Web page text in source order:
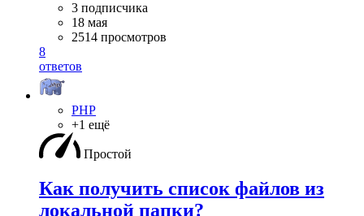
3 подписчика
18 мая
2514 просмотров
8
ответов
PHP
+1 ещё
Простой
Как получить список файлов из
локальной папки?